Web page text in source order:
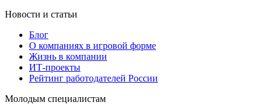
Новости и статьи
Блог
О компаниях в игровой форме
Жизнь в компании
ИТ-проекты
Рейтинг работодателей России
Молодым специалистам